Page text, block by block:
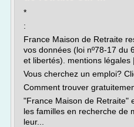
*
:
France Maison de Retraite
vos données (loi nº78-17 du
et libertés). mentions
Vous cherchez un emploi?
Comment trouver
"France Maison de Retraite"
les familles en recherche de
leur...